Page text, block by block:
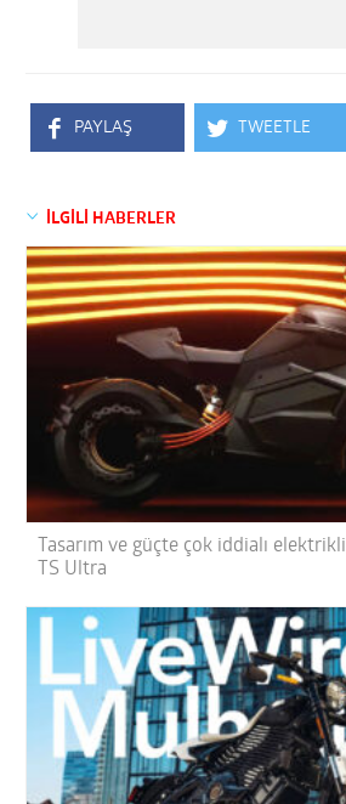
PAYLAŞ TWEETLE
İLGİLİ HABERLER
Tasarım ve güçte çok iddialı
TS Ultra